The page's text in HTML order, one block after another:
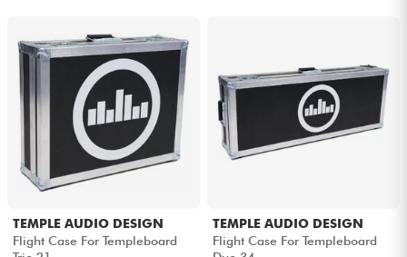
TEMPLE AUDIO DESIGN
Flight Case For Templeboard
TEMPLE AUDIO DESIGN
Flight Case For Templeboard